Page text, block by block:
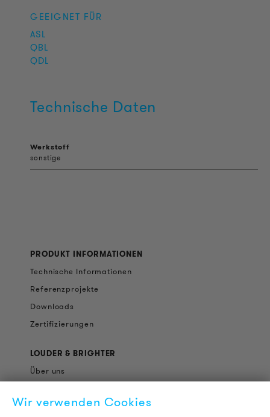
GEEIGNET FÜR
ASL
QBL
QDL
Technische Daten
Werkstoff
sonstige
PRODUKT INFORMATIONEN
Technische Informationen
Referenzprojekte
Downloads
Zertifizierungen
LOUDER & BRIGHTER
Über uns
Karriere
Wir verwenden Cookies